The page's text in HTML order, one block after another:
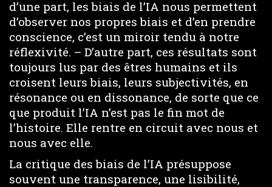
d’une part, les biais de l’IA nous permettent
d’observer nos propres biais et d’en prendre
conscience, c’est un miroir tendu à notre
réflexivité. – D’autre part, ces résultats sont
toujours lus par des êtres humains et ils
croisent leurs biais, leurs subjectivités, en
résonance ou en dissonance, de sorte que ce
que produit l’IA n’est pas le fin mot de
l’histoire. Elle rentre en circuit avec nous et
nous avec elle.
La critique des biais de l’IA présuppose
souvent une transparence, une lisibilité,